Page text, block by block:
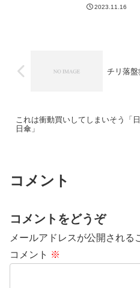
猫」です。腱鞘炎持ちにトラック
2023.11.16
チリ落
これは衝動買いしてしまいそう「
日傘」
コメント
コメントをどうぞ
メールアドレスが公開される
コメント ※